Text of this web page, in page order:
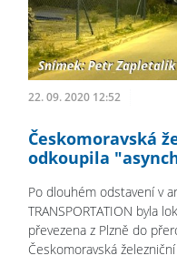
22. 09. 2020 12:52
Českomoravská
odkoupila
Po dlouhém odstavení v
TRANSPORTATION byla
převezena z Plzně do
Českomoravská